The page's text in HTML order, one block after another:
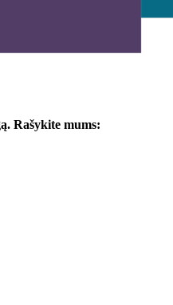
Rašykite mums: